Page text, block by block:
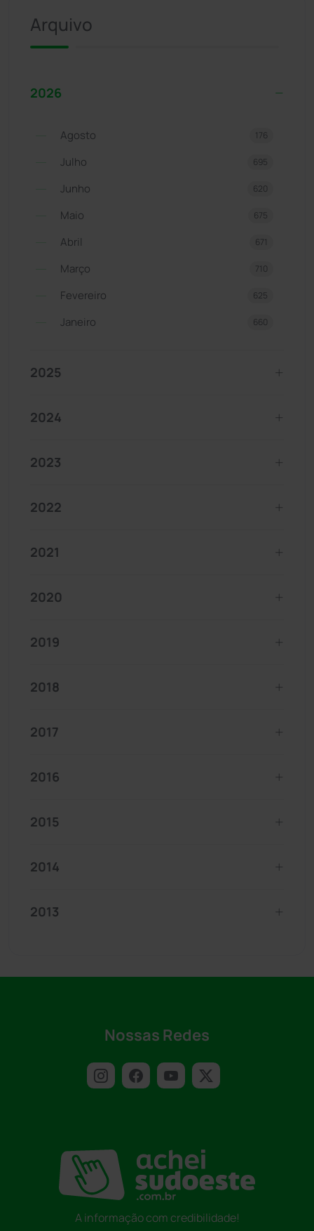
Arquivo
2026
Agosto 176
Julho 695
Junho 620
Maio 675
Abril 671
Março 710
Fevereiro 625
Janeiro 660
2025
2024
2023
2022
2021
2020
2019
2018
2017
2016
2015
2014
2013
Nossas Redes
A informação com credibilidade!